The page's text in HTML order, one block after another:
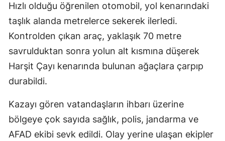
Hızlı olduğu öğrenilen otomobil, yol kenarındaki
taşlık alanda metrelerce sekerek ilerledi.
Kontrolden çıkan araç, yaklaşık 70 metre
savrulduktan sonra yolun alt kısmına düşerek
Harşit Çayı kenarında bulunan ağaçlara çarpıp
durabildi.
Kazayı gören vatandaşların ihbarı üzerine
bölgeye çok sayıda sağlık, polis, jandarma ve
AFAD ekibi sevk edildi. Olay yerine ulaşan ekipler